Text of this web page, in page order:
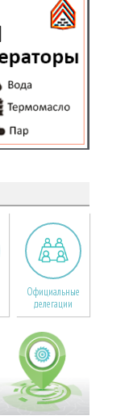
Официальные
делегации